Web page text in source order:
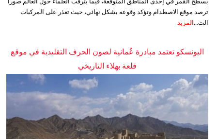
ترصد موقع الاصطدام وتؤكد وقوعه بشكل نهائي، حيث تعذر على المركبات
الت... المزيد
اليونسكو تعتمد مبادرة عُمانية لصون الحرف التقليدية في موقع
قلعة بهلاء التاريخي